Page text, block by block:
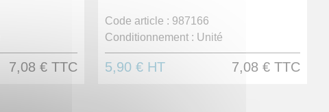
7,08 € TTC
Code article : 987166
Conditionnement : Unité
5,90 € HT 7,08 € TTC